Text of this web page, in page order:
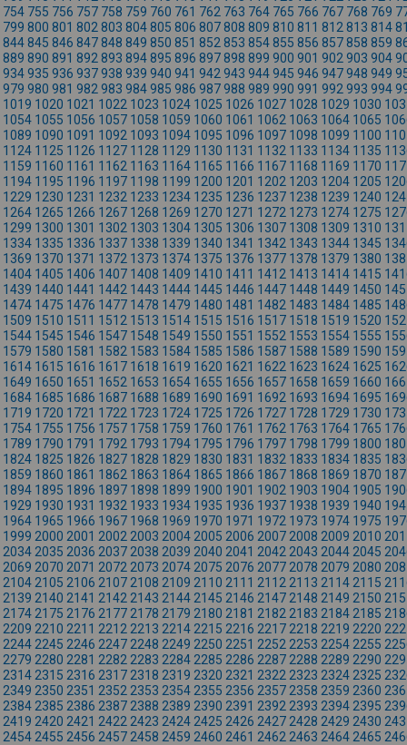
754 755 756 757 758 759 760 761 762 763 764 765 766 767 768 769
799 800 801 802 803 804805 806 807808 809 810 811 812 813 814
844845 846 847848 849 850 851 852 853 854855 856 857858 859
889 890 891 892 893 894895 896 897898 899 900 901 902 903 904
934935 936 937938 939 940 941 942 943 944945 946 947948 949
979 980 981 982 983 984985 986 987988 989 990 991 992 993 994
1019 1020 1021 1022 1023 1024 1025 1026 1027 1028 1029 1030
1054 1055 1056 1057 1058 1059 1060 1061 1062 1063 1064 1065
1089 1090 1091 1092 1093 1094 1095 1096 1097 1098 1099 1100
1124 1125 1126 1127 1128 1129 1130 1131 1132 1133 1134 1135
1159 1160 1161 1162 1163 1164 1165 1166 1167 1168 1169 1170
1194 1195 1196 1197 1198 1199 1200 1201 1202 1203 1204 1205
1229 1230 1231 1232 1233 1234 1235 1236 1237 1238 1239 1240
1264 1265 1266 1267 1268 1269 1270 1271 1272 1273 1274 1275
1299 1300 1301 1302 1303 1304 1305 1306 1307 1308 1309 1310
1334 1335 1336 1337 1338 1339 1340 1341 1342 1343 1344 1345
1369 1370 1371 1372 1373 1374 1375 1376 1377 1378 1379 1380
1404 1405 1406 1407 1408 1409 1410 1411 1412 1413 1414 1415
1439 1440 1441 1442 1443 1444 1445 1446 1447 1448 1449 1450
1474 1475 1476 1477 1478 1479 1480 1481 1482 1483 1484 1485
1509 1510 1511 1512 1513 1514 1515 1516 1517 1518 1519 1520
1544 1545 1546 1547 1548 1549 1550 1551 1552 1553 1554 1555
1579 1580 1581 1582 1583 1584 1585 1586 1587 1588 1589 1590
1614 1615 1616 1617 1618 1619 1620 1621 1622 1623 1624 1625
1649 1650 1651 1652 1653 1654 1655 1656 1657 1658 1659 1660
1684 1685 1686 1687 1688 1689 1690 1691 1692 1693 1694 1695
1719 1720 1721 1722 1723 1724 1725 1726 1727 1728 1729 1730
1754 1755 1756 1757 1758 1759 1760 1761 1762 1763 1764 1765
1789 1790 1791 1792 1793 1794 1795 1796 1797 1798 1799 1800
1824 1825 1826 1827 1828 1829 1830 1831 1832 1833 1834 1835
1859 1860 1861 1862 1863 1864 1865 1866 1867 1868 1869 1870
1894 1895 1896 1897 1898 1899 1900 1901 1902 1903 1904 1905
1929 1930 1931 1932 1933 1934 1935 1936 1937 1938 1939 1940
1964 1965 1966 1967 1968 1969 1970 1971 1972 1973 1974 1975
1999 2000 2001 2002 2003 2004 2005 2006 2007 2008 2009 2010
2034 2035 2036 2037 2038 2039 2040 2041 2042 2043 2044 2045
2069 2070 2071 2072 2073 2074 2075 2076 2077 2078 2079 2080
2104 2105 2106 2107 2108 2109 2110 2111 2112 2113 2114 2115
2139 2140 2141 2142 2143 2144 2145 2146 2147 2148 2149 2150
2174 2175 2176 2177 2178 2179 2180 2181 2182 2183 2184 2185
2209 2210 2211 2212 2213 2214 2215 2216 2217 2218 2219 2220
2244 2245 2246 2247 2248 2249 2250 2251 2252 2253 2254 2255
2279 2280 2281 2282 2283 2284 2285 2286 2287 2288 2289 2290
2314 2315 2316 2317 2318 2319 2320 2321 2322 2323 2324 2325
2349 2350 2351 2352 2353 2354 2355 2356 2357 2358 2359 2360
2384 2385 2386 2387 2388 2389 2390 2391 2392 2393 2394 2395
2419 2420 2421 2422 2423 2424 2425 2426 2427 2428 2429 2430
2454 2455 2456 2457 2458 2459 2460 2461 2462 2463 2464 2465